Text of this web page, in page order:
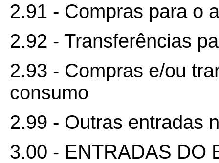
2.91 - Compras para o
2.92 - Transferências
2.93 - Compras e/ou
consumo
2.99 - Outras entradas
3.00 - ENTRADAS DO